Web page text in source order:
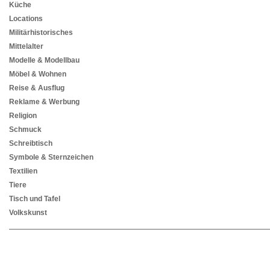
Küche
Locations
Militärhistorisches
Mittelalter
Modelle & Modellbau
Möbel & Wohnen
Reise & Ausflug
Reklame & Werbung
Religion
Schmuck
Schreibtisch
Symbole & Sternzeichen
Textilien
Tiere
Tisch und Tafel
Volkskunst